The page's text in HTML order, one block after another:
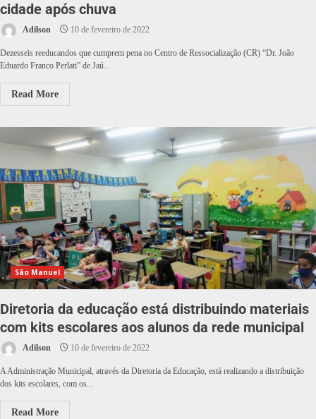
cidade após chuva
Adilson 10 de fevereiro de 2022
Dezesseis reeducandos que cumprem pena no Centro de Ressocialização (CR) “Dr. João
Eduardo Franco Perlati” de Jaú...
Read More
São Manuel
Diretoria da educação está distribuindo materiais
com kits escolares aos alunos da rede municipal
Adilson 10 de fevereiro de 2022
A Administração Municipal, através da Diretoria da Educação, está realizando a distribuição
dos kits escolares, com os...
Read More